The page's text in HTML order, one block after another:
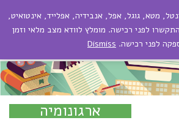
תפריט
ארגונומיה
מטא, גוגל, אפל, אנבידיה, אפלייד, אינטואיט,
לפני רכישה. מומלץ לוודא מצב מלאי וזמן
לפני רכישה. Dismiss